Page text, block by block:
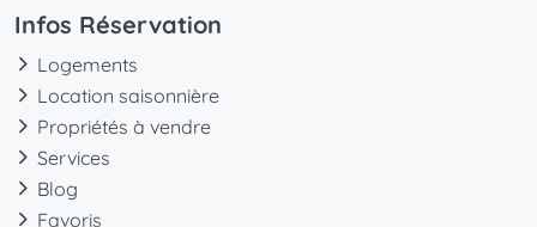
Infos Réservation
Logements
Location saisonnière
Propriétés à vendre
Services
Blog
Favoris